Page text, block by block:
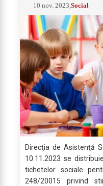
10 nov. 2023 ,Social
Direcţia de Asistenţă
10.11.2023 se
tichetelor sociale
248/20015 privind